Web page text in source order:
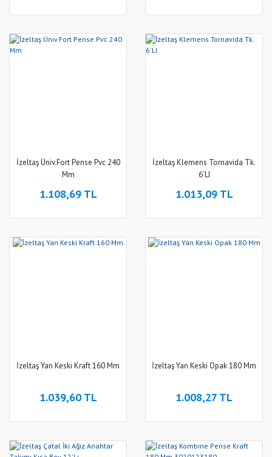
İzeltaş Üniv.Fort Pense Pvc 240
Mm
1.108,69 TL
İzeltaş Klemens Tornavida Tk.
6'LI
1.013,09 TL
İzeltaş Yan Keski Kraft 160 Mm
1.039,60 TL
İzeltaş Yan Keski Opak 180 Mm
1.008,27 TL